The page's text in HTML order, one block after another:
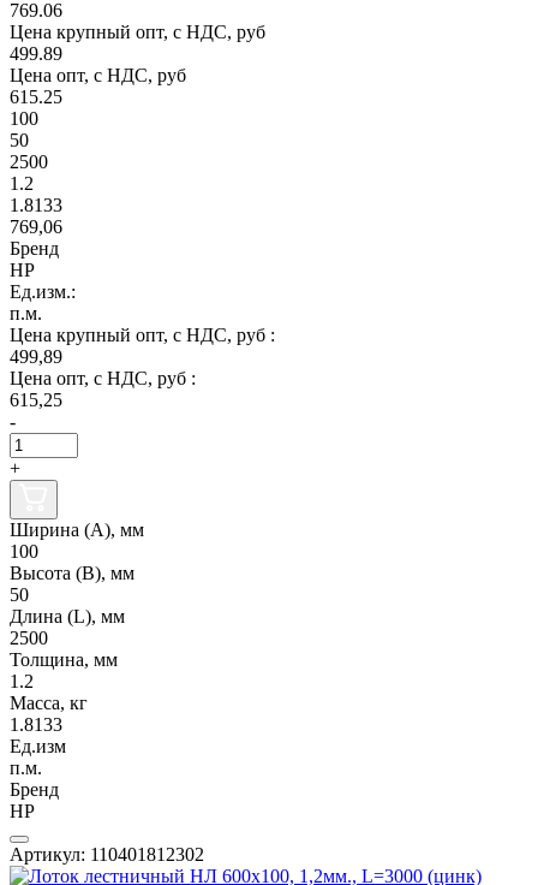
769.06
Цена крупный опт, с НДС, руб
499.89
Цена опт, с НДС, руб
615.25
100
50
2500
1.2
1.8133
769,06
Бренд
НР
Ед.изм.:
п.м.
Цена крупный опт, с НДС, руб :
499,89
Цена опт, с НДС, руб :
615,25
-
+
Ширина (А), мм
100
Высота (В), мм
50
Длина (L), мм
2500
Толщина, мм
1.2
Масса, кг
1.8133
Ед.изм
п.м.
Бренд
НР
Артикул: 110401812302